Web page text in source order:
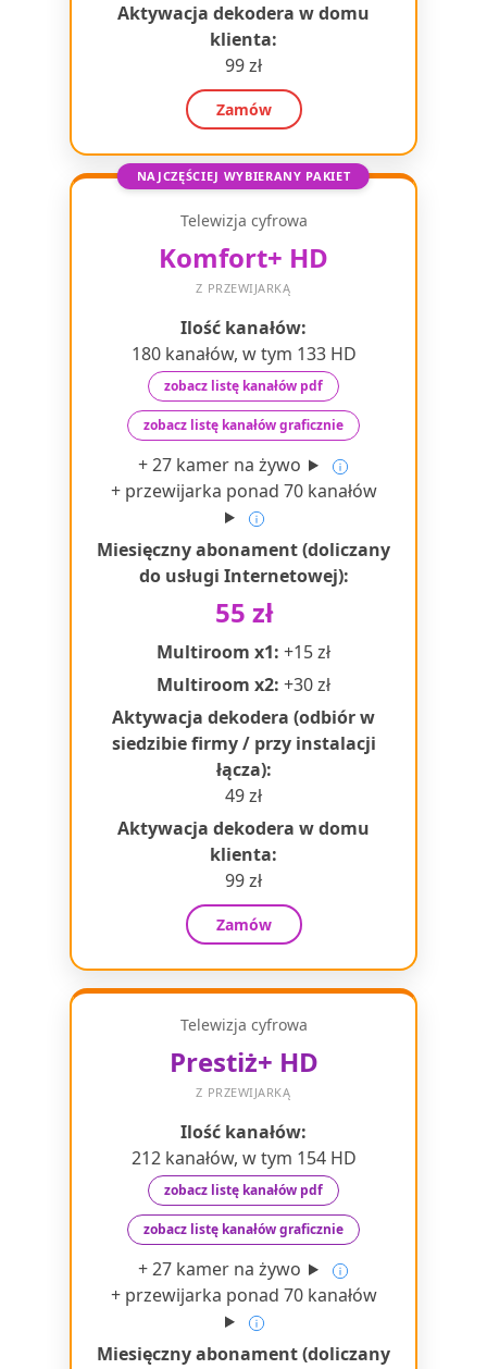
Aktywacja dekodera w domu
klienta:
99 zł
Zamów
NAJCZĘŚCIEJ WYBIERANY PAKIET
Telewizja cyfrowa
Komfort+ HD
Z PRZEWIJARKĄ
Ilość kanałów:
180 kanałów, w tym 133 HD
zobacz listę kanałów pdf
zobacz listę kanałów graficznie
+ 27 kamer na żywo
+ przewijarka ponad 70 kanałów
Miesięczny abonament (doliczany
do usługi Internetowej):
55 zł
Multiroom x1: +15 zł
Multiroom x2: +30 zł
Aktywacja dekodera (odbiór w
siedzibie firmy / przy instalacji
łącza):
49 zł
Aktywacja dekodera w domu
klienta:
99 zł
Zamów
Telewizja cyfrowa
Prestiż+ HD
Z PRZEWIJARKĄ
Ilość kanałów:
212 kanałów, w tym 154 HD
zobacz listę kanałów pdf
zobacz listę kanałów graficznie
+ 27 kamer na żywo
+ przewijarka ponad 70 kanałów
Miesięczny abonament (doliczany